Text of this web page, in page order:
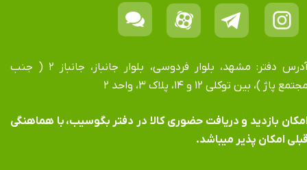
آدرس دفتر: مشهد، بلوار فردوسی، بلوار جانباز، جانباز ۲ ( جنب
پاژ )، بین توکلی ۱۲ و ۱۴، پلاک ۳، واحد ۲
بازدید و دریافت حضوری کالا در دفتر بگوسیب، با هماهنگی
امکان پذیر میباشد.